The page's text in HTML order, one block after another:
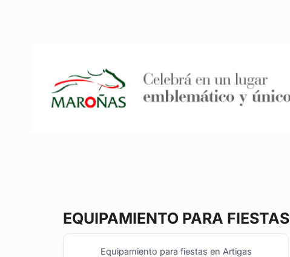
EQUIPAMIENTO PARA FIESTAS
Equipamiento para fiestas en Artigas